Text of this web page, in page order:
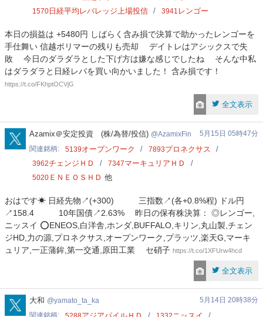
1570 日経平均レバレッジ上場投信 3941 レンゴー
本日の損益は +5480円 しばらく含み損で決算で助かったレンゴーを
手仕舞い 信越ポリマーの残りも売却 デイトレはアシックスで失
敗 今日のダラダラとした下げ方は嫌な感じでしたね そんな中私
はダラダラと日経レバを買い向かいました！ 含み損です！
https://t.co/FKhptOCVjG
全文表示
AzamixFin
Azamix＠安定投資 (株/為替/投信) AzamixFin
5月15日 05時47分
関連銘柄
5139オープンワーク 7893プロネクサス
3962チェンジＨＤ 7347マーキュリアＨＤ
5020 ＥＮＥＯＳＨＤ 他
おはです☀ 日経先物↗(+300) 三指数↗(各+0.8%程) ドル円
↗158.4 10年国債↗2.63% 昨日の保有株決算： ◎レンゴー,
ニッスイ ⭕ENEOS,白洋舎,ホンダ,BUFFALO,キリン,丸山製,チェン
ジHD,力の源,プロネクサス,オープンワーク,プラッツ,楽天G,マーキ
ュリア,一正蒲鉾,第一交通,原田工業 セ硝子 https://t.co/1XFUrw4hcd
全文表示
yamato_ta_ka
大和 yamato_ta_ka
5月14日 20時38分
関連銘柄